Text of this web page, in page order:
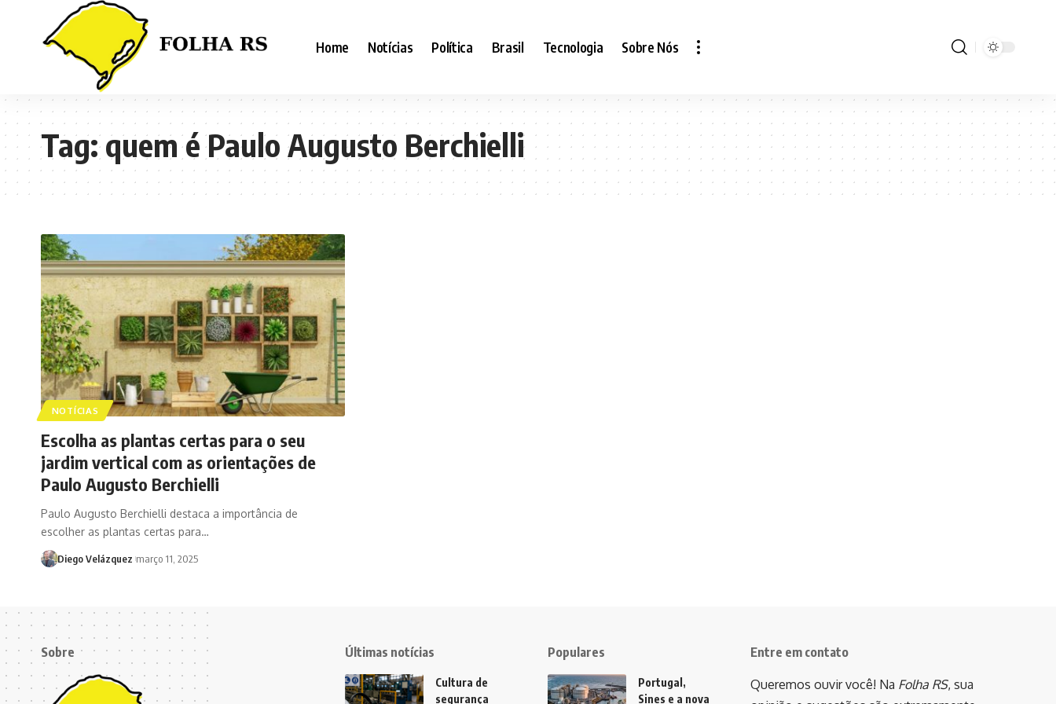
Home Notícias Política Brasil Tecnologia Sobre Nós
Tag:quem é Paulo Augusto Berchielli
NOTÍCIAS
Escolha as plantas certas para o seu
jardim vertical com as orientações de
Paulo Augusto Berchielli
Paulo Augusto Berchielli destaca a importância de
escolher as plantas certas para…
Diego Velázquez março 11, 2025
Sobre Últimas notícias
Cultura de
segurança
Populares
Portugal,
Sines e a nova
Entre em contato
Queremos ouvir você! Na Folha RS, sua